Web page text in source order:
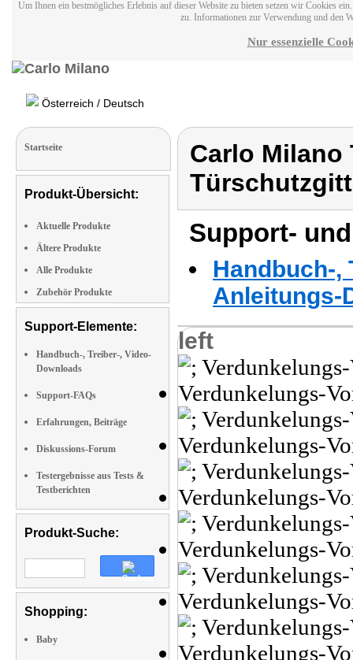
Um Ihnen ein bestmögliches Erlebnis auf dieser Website zu bieten setzen wir Cookies
zu. Informationen zur Verwendung und den
Nur essenzielle
Österreich / Deutsch
Startseite
Produkt-Übersicht:
Aktuelle Produkte
Ältere Produkte
Alle Produkte
Zubehör Produkte
Support-Elemente:
Handbuch-, Treiber-, Video-
Downloads
Support-FAQs
Erfahrungen, Beiträge
Diskussions-Forum
Testergebnisse aus Tests &
Testberichten
Produkt-Suche:
Shopping:
Baby
Carlo
Support-
Handbuch-,
Anleitungs-
left